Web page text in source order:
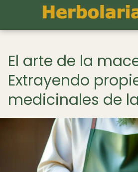
El arte de la
Extrayendo
medicinales de